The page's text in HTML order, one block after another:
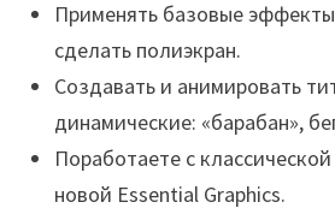
Применять базовые
сделать полиэкран.
Создавать и анимировать
динамические: «барабан»,
Поработаете с
новой Essential Graphics.